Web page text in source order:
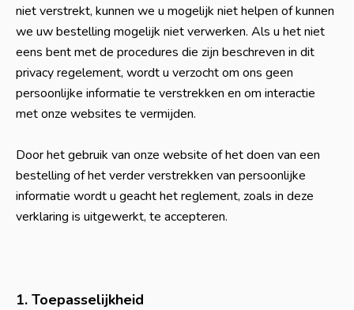
niet verstrekt, kunnen we u mogelijk niet helpen of kunnen
we uw bestelling mogelijk niet verwerken. Als u het niet
eens bent met de procedures die zijn beschreven in dit
privacy regelement, wordt u verzocht om ons geen
persoonlijke informatie te verstrekken en om interactie
met onze websites te vermijden.
Door het gebruik van onze website of het doen van een
bestelling of het verder verstrekken van persoonlijke
informatie wordt u geacht het reglement, zoals in deze
verklaring is uitgewerkt, te accepteren.
1. Toepasselijkheid